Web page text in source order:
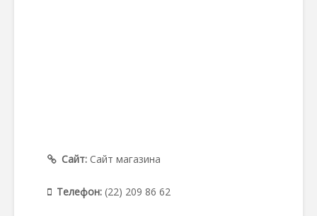
Сайт: Сайт магазина
Телефон: (22) 209 86 62